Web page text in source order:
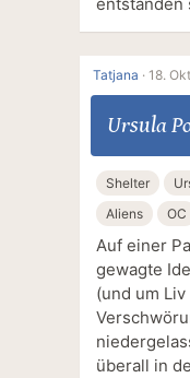
Tatjana · 18.
Ursula
Shelter
Aliens
OC
Auf einer
gewagte
(und um
überall in